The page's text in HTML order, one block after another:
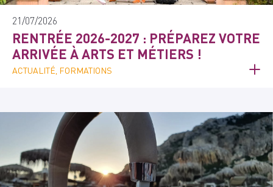
21/07/2026
RENTRÉE 2026-2027 : PRÉPAREZ VOTRE
ARRIVÉE À ARTS ET MÉTIERS !
ACTUALITÉ, FORMATIONS